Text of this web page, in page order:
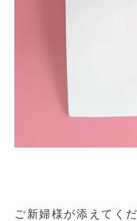
ご新婦様が添えてく